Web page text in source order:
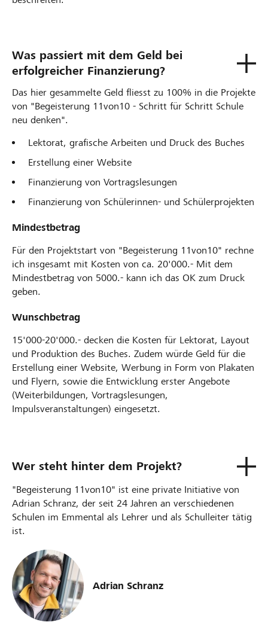
Was passiert mit dem Geld bei
erfolgreicher Finanzierung?
Das hier gesammelte Geld fliesst zu 100% in die Projekte
von "Begeisterung 11von10 - Schritt für Schritt Schule
neu denken".
Lektorat, grafische Arbeiten und Druck des Buches
Erstellung einer Website
Finanzierung von Vortragslesungen
Finanzierung von Schülerinnen- und Schülerprojekten
Mindestbetrag
Für den Projektstart von "Begeisterung 11von10" rechne
ich insgesamt mit Kosten von ca. 20'000.- Mit dem
Mindestbetrag von 5000.- kann ich das OK zum Druck
geben.
Wunschbetrag
15'000-20'000.- decken die Kosten für Lektorat, Layout
und Produktion des Buches. Zudem würde Geld für die
Erstellung einer Website, Werbung in Form von Plakaten
und Flyern, sowie die Entwicklung erster Angebote
(Weiterbildungen, Vortragslesungen,
Impulsveranstaltungen) eingesetzt.
Wer steht hinter dem Projekt?
"Begeisterung 11von10" ist eine private Initiative von
Adrian Schranz, der seit 24 Jahren an verschiedenen
Schulen im Emmental als Lehrer und als Schulleiter tätig
ist.
Adrian Schranz